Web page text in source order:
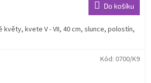
Do košíku
květy, kvete V - VII, 40 cm, slunce, polostín,
Kód: 0700/K9